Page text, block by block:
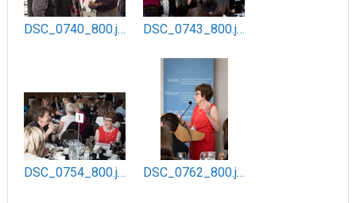
DSC_0740_800.jpg DSC_0743_800.jpg
DSC_0754_800.jpg DSC_0762_800.jpg